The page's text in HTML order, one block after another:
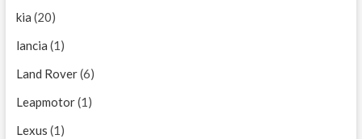
kia (20)
lancia (1)
Land Rover(6)
Leapmotor(1)
Lexus (1)